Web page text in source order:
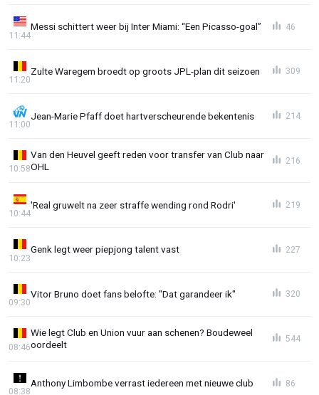
Messi schittert weer bij Inter Miami: “Een Picasso-goal”
11:44
46
Zulte Waregem broedt op groots JPL-plan dit seizoen
11:20
309
Jean-Marie Pfaff doet hartverscheurende bekentenis
11:00
214
Van den Heuvel geeft reden voor transfer van Club naar
OHL
10:58
216
'Real gruwelt na zeer straffe wending rond Rodri'
10:44
219
Genk legt weer piepjong talent vast
10:23
227
Vitor Bruno doet fans belofte: "Dat garandeer ik"
09:30
320
Wie legt Club en Union vuur aan schenen? Boudeweel
oordeelt
08:46
544
Anthony Limbombe verrast iedereen met nieuwe club
08:38
86